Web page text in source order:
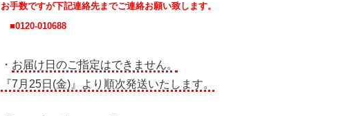
お手数ですが下記連絡先までご連絡お願い致します。
■0120-010688
・ お届け日のご指定はできません。
『7月25日(金)』より順次発送いたします。